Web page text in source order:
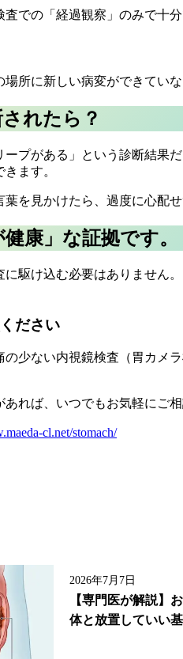
での「経過観察」のみで十
所に新しい病変ができてい
れたら？
プがある」という診断結果
ます。
を見かけたら、過度に心配
康」な証拠です。
に駆け込む必要はありませ
ださい
少ない内視鏡検査（胃カメ
れば、いつでもお気軽にご相
cl.net/stomach/
2026年7月7日
【専門医が解説】
体と放置していい